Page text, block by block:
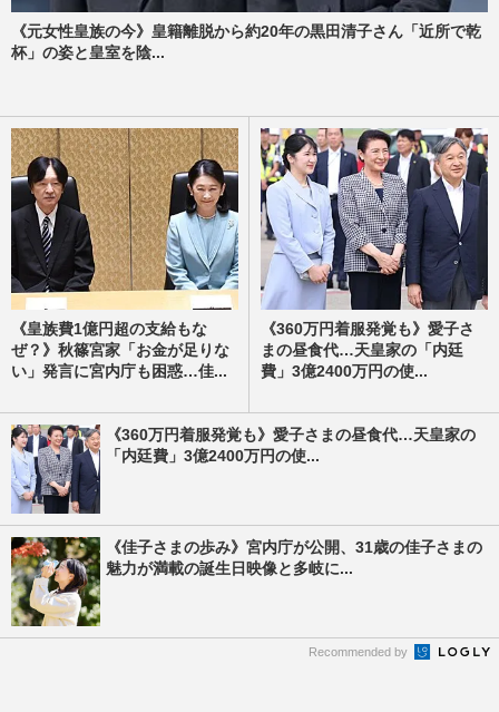
《元女性皇族の今》皇籍離脱から約20年の黒田清子さん「近所で乾
杯」の姿と皇室を陰...
《皇族費1億円超の支給もな
ぜ？》秋篠宮家「お金が足りな
い」発言に宮内庁も困惑…佳...
《360万円着服発覚も》愛子さ
まの昼食代…天皇家の「内廷
費」3億2400万円の使...
《360万円着服発覚も》愛子さまの昼食代…天皇家の
「内廷費」3億2400万円の使...
《佳子さまの歩み》宮内庁が公開、31歳の佳子さまの
魅力が満載の誕生日映像と多岐に...
Recommended by